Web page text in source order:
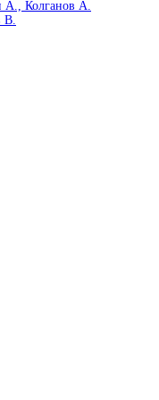
А., Колганов А.
В.